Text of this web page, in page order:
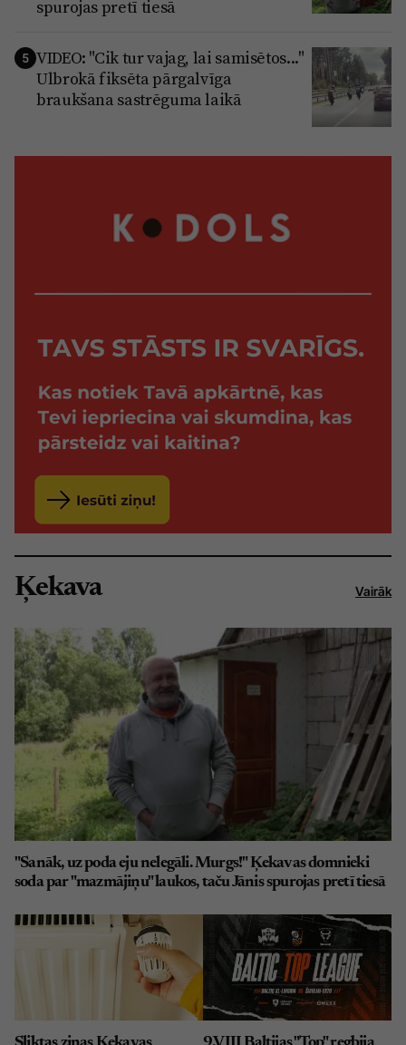
spurojas pretī tiesā
5 VIDEO: "Cik tur vajag, lai samisētos..."
Ulbrokā fiksēta pārgalvīga
braukšana sastrēguma laikā
Ķekava Vairāk
"Sanāk, uz poda eju nelegāli. Murgs!" Ķekavas domnieki
soda par "mazmājiņu" laukos, taču Jānis spurojas pretī tiesā